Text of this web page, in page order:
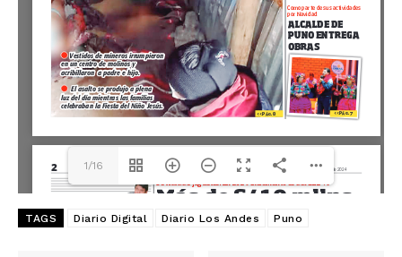
1/16
TAGS Diario Digital Diario Los Andes Puno